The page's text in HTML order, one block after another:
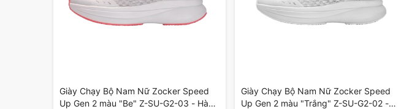
Giày Chạy Bộ Nam Nữ Zocker Speed
Up Gen 2 màu "Be" Z-SU-G2-03 - Hàng
Giày Chạy Bộ Nam Nữ Zocker Speed
Up Gen 2 màu "Trắng" Z-SU-G2-02 -